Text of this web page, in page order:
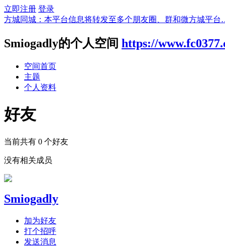
立即注册 登录
方城同城：本平台信息将转发至多个朋友圈、群和微方城平
Smiogadly的个人空间 https://
空间首页
主题
个人资料
好友
当前共有 0 个好友
没有相关成员
Smiogadly
加为好友
打个招呼
发送消息